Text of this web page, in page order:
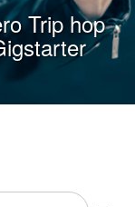
Trip hop